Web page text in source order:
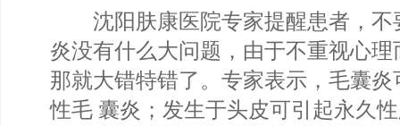
沈阳肤康医院专家提醒患者，不
炎没有什么大问题，由于不重视心
那就大错特错了。专家表示，毛囊
性毛 囊炎；发生于头皮可引起永久